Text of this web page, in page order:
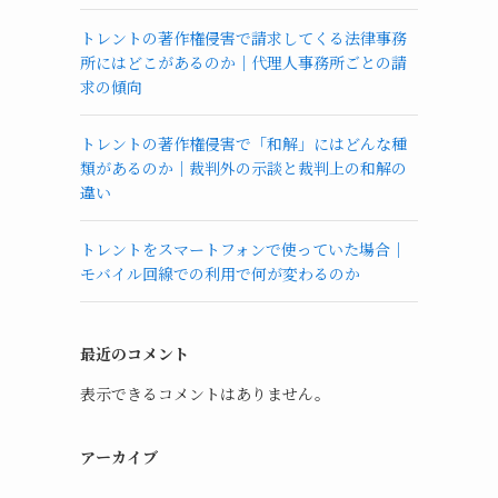
トレントの著作権侵害で請求してくる法律事務
所にはどこがあるのか｜代理人事務所ごとの請
求の傾向
トレントの著作権侵害で「和解」にはどんな種
類があるのか｜裁判外の示談と裁判上の和解の
違い
トレントをスマートフォンで使っていた場合｜
モバイル回線での利用で何が変わるのか
最近のコメント
表示できるコメントはありません。
アーカイブ